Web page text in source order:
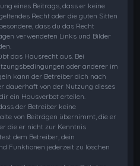
eines Beitrags, dass er keine
Recht oder die guten Sitten
dass du das Recht
verwendeten Links und Bilder
das Hausrecht aus. Bei
oder anderer im
kann der Betreiber dich nach
dauerhaft von der Nutzung dieses
ein Hausverbot erteilen.
der Betreiber keine
von Beiträgen übernimmt, die er
die er nicht zur Kenntnis
dem Betreiber, dein
Funktionen jederzeit zu löschen